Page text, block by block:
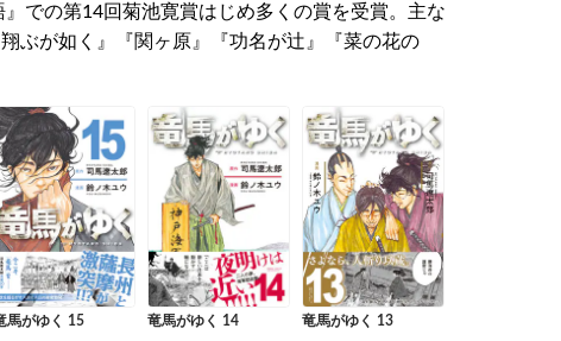
での第14回菊池寛賞はじめ多くの賞を受賞。主な
ぶが如く』『関ヶ原』『功名が辻』『菜の花の
馬がゆく 15 竜馬がゆく 14 竜馬がゆく 13